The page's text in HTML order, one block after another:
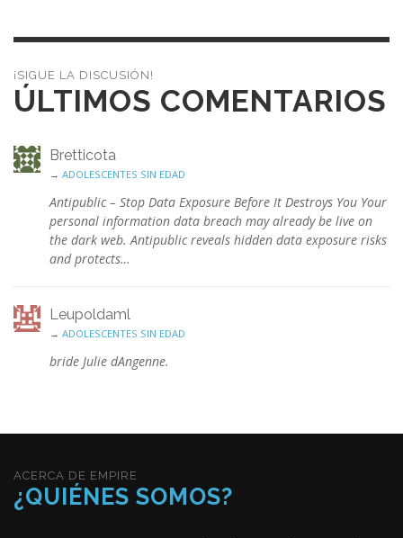
¡SIGUE LA DISCUSIÓN!
ÚLTIMOS COMENTARIOS
Bretticota
→ ADOLESCENTES SIN EDAD
Antipublic – Stop Data Exposure Before It Destroys You Your
personal information data breach may already be live on
the dark web. Antipublic reveals hidden data exposure risks
and protects…
Leupoldaml
→ ADOLESCENTES SIN EDAD
bride Julie dAngenne.
ACERCA DE EMPIRE
¿QUIÉNES SOMOS?